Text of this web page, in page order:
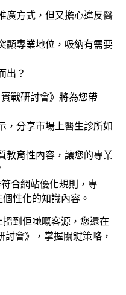
廣方式，但又擔心違反醫
顯專業地位，吸納有需要
出？
戰研討會》將為您帶
，分享市場上醫生診所如
教育性內容，讓您的專業
合網站優化規則，專
性化的知識內容。
到佢哋嘅客源，您還在
會》，掌握關鍵策略，